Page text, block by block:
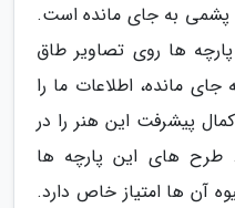
پشمی به جای مانده است.
ها روی تصاویر طاق
مانده، اطلاعات ما را
پیشرفت این هنر را در
های این پارچه ها
آن ها امتیاز خاص دارد.